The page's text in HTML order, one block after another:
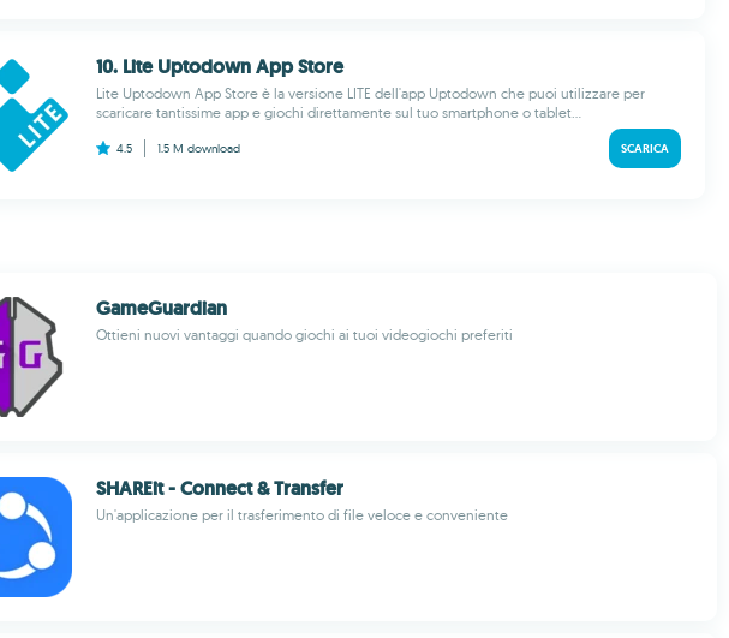
10. Lite Uptodown App Store
Lite Uptodown App Store è la versione LITE dell'app Uptodown che puoi utilizzare per
scaricare tantissime app e giochi direttamente sul tuo smartphone o tablet...
4.5 1.5 M download SCARICA
GameGuardian
Ottieni nuovi vantaggi quando giochi ai tuoi videogiochi preferiti
SHAREit - Connect & Transfer
Un'applicazione per il trasferimento di file veloce e conveniente